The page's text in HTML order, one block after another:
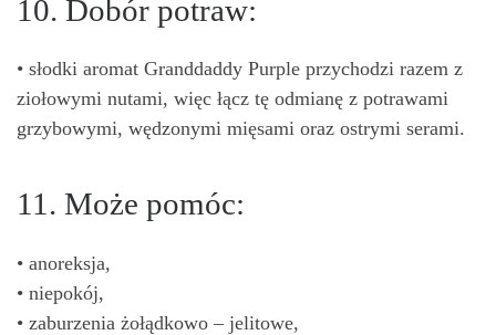
10. Dobór potraw:
• słodki aromat Granddaddy Purple przychodzi razem z
ziołowymi nutami, więc łącz tę odmianę z potrawami
grzybowymi, wędzonymi mięsami oraz ostrymi serami.
11. Może pomóc:
• anoreksja,
• niepokój,
• zaburzenia żołądkowo – jelitowe,